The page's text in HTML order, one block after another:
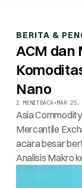
BERITA &
ACM dan
Nano
2 MENITBACA•MAR
Asia
Mercantile
acara besar
Analisis Makro